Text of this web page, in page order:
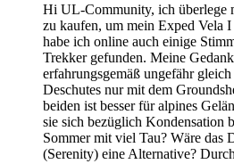
Hi UL-Community, ich überlege
zu kaufen, um mein Exped Vela
habe ich online auch einige
Trekker gefunden. Meine
erfahrungsgemäß ungefähr
Deschutes nur mit dem
beiden ist besser für alpines
sie sich bezüglich Kondensation
Sommer mit viel Tau? Wäre das
(Serenity) eine Alternative?